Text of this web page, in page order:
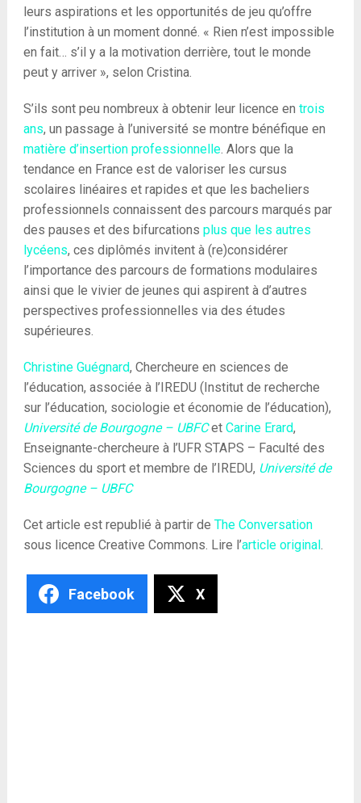
leurs aspirations et les opportunités de jeu qu’offre
l’institution à un moment donné. « Rien n’est impossible
en fait… s’il y a la motivation derrière, tout le monde
peut y arriver », selon Cristina.
S’ils sont peu nombreux à obtenir leur licence en trois
ans, un passage à l’université se montre bénéfique en
matière d’insertion professionnelle. Alors que la
tendance en France est de valoriser les cursus
scolaires linéaires et rapides et que les bacheliers
professionnels connaissent des parcours marqués par
des pauses et des bifurcations plus que les autres
lycéens, ces diplômés invitent à (re)considérer
l’importance des parcours de formations modulaires
ainsi que le vivier de jeunes qui aspirent à d’autres
perspectives professionnelles via des études
supérieures.
Christine Guégnard, Chercheure en sciences de
l’éducation, associée à l’IREDU (Institut de recherche
sur l’éducation, sociologie et économie de l’éducation),
Université de Bourgogne – UBFCet Carine Erard,
Enseignante-chercheure à l’UFR STAPS – Faculté des
Sciences du sport et membre de l’IREDU, Université de
Bourgogne – UBFC
Cet article est republié à partir de The Conversation
sous licence Creative Commons. Lire l’article original.
Facebook X